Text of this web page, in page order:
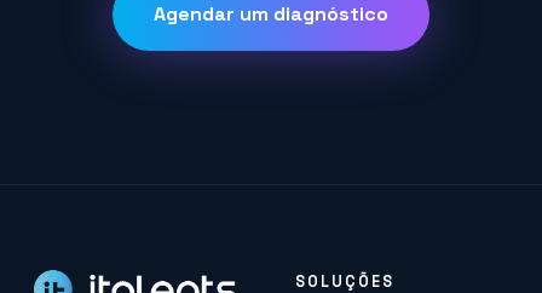
Agendar um diagnóstico
SOLUÇÕES